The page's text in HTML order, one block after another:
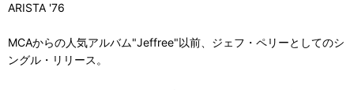
ARISTA '76
MCAからの人気アルバム"Jeffree"以前、ジェフ・ペリーとしてのシ
ングル・リリース。